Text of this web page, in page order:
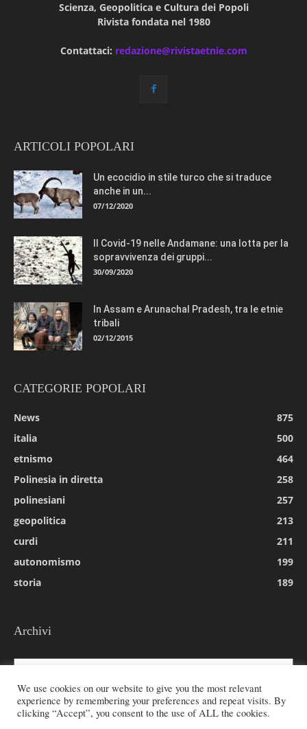
Scienza, Geopolitica e Cultura dei Popoli
Rivista fondata nel 1980
Contattaci: redazione@rivistaetnie.com
ARTICOLI POPOLARI
Un ecocidio in stile turco che si traduce
anche in un...
07/12/2020
Il Covid-19 nelle Andamane: una lotta per la
sopravvivenza dei gruppi...
30/09/2020
In Assam e Arunachal Pradesh, tra le etnie
tribali
02/12/2015
CATEGORIE POPOLARI
News
875
italia
500
etnismo
464
Polinesia in diretta
258
polinesiani
257
geopolitica
213
curdi
211
autonomismo
199
storia
189
Archivi
Archivi
We use cookies on our website to give you the most relevant
experience by remembering your preferences and repeat visits. By
clicking “Accept”, you consent to the use of ALL the cookies.